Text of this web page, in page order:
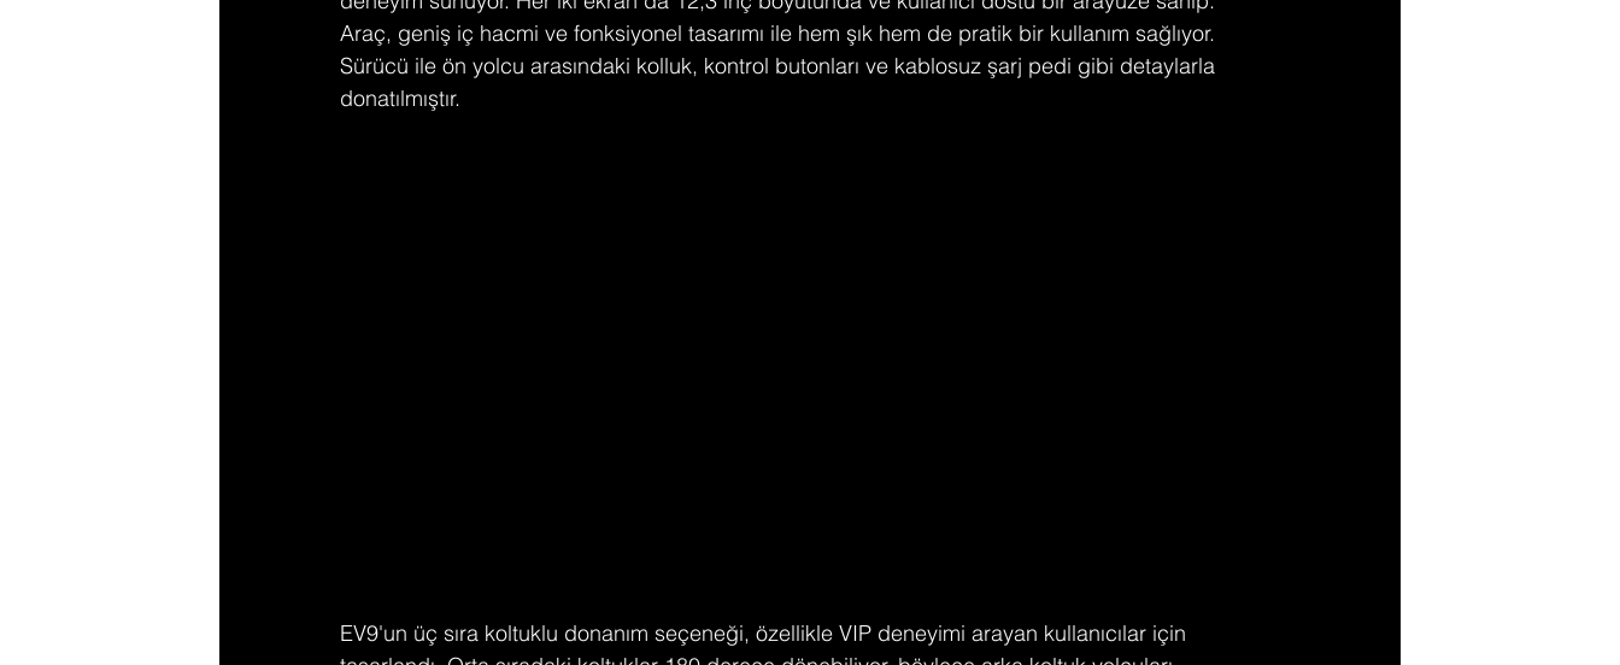
Araç, geniş iç hacmi ve fonksiyonel tasarımı ile hem şık hem de pratik bir kullanım sağlıyor.
Sürücü ile ön yolcu arasındaki kolluk, kontrol butonları ve kablosuz şarj pedi gibi detaylarla
donatılmıştır​.
EV9'un üç sıra koltuklu donanım seçeneği, özellikle VIP deneyimi arayan kullanıcılar için